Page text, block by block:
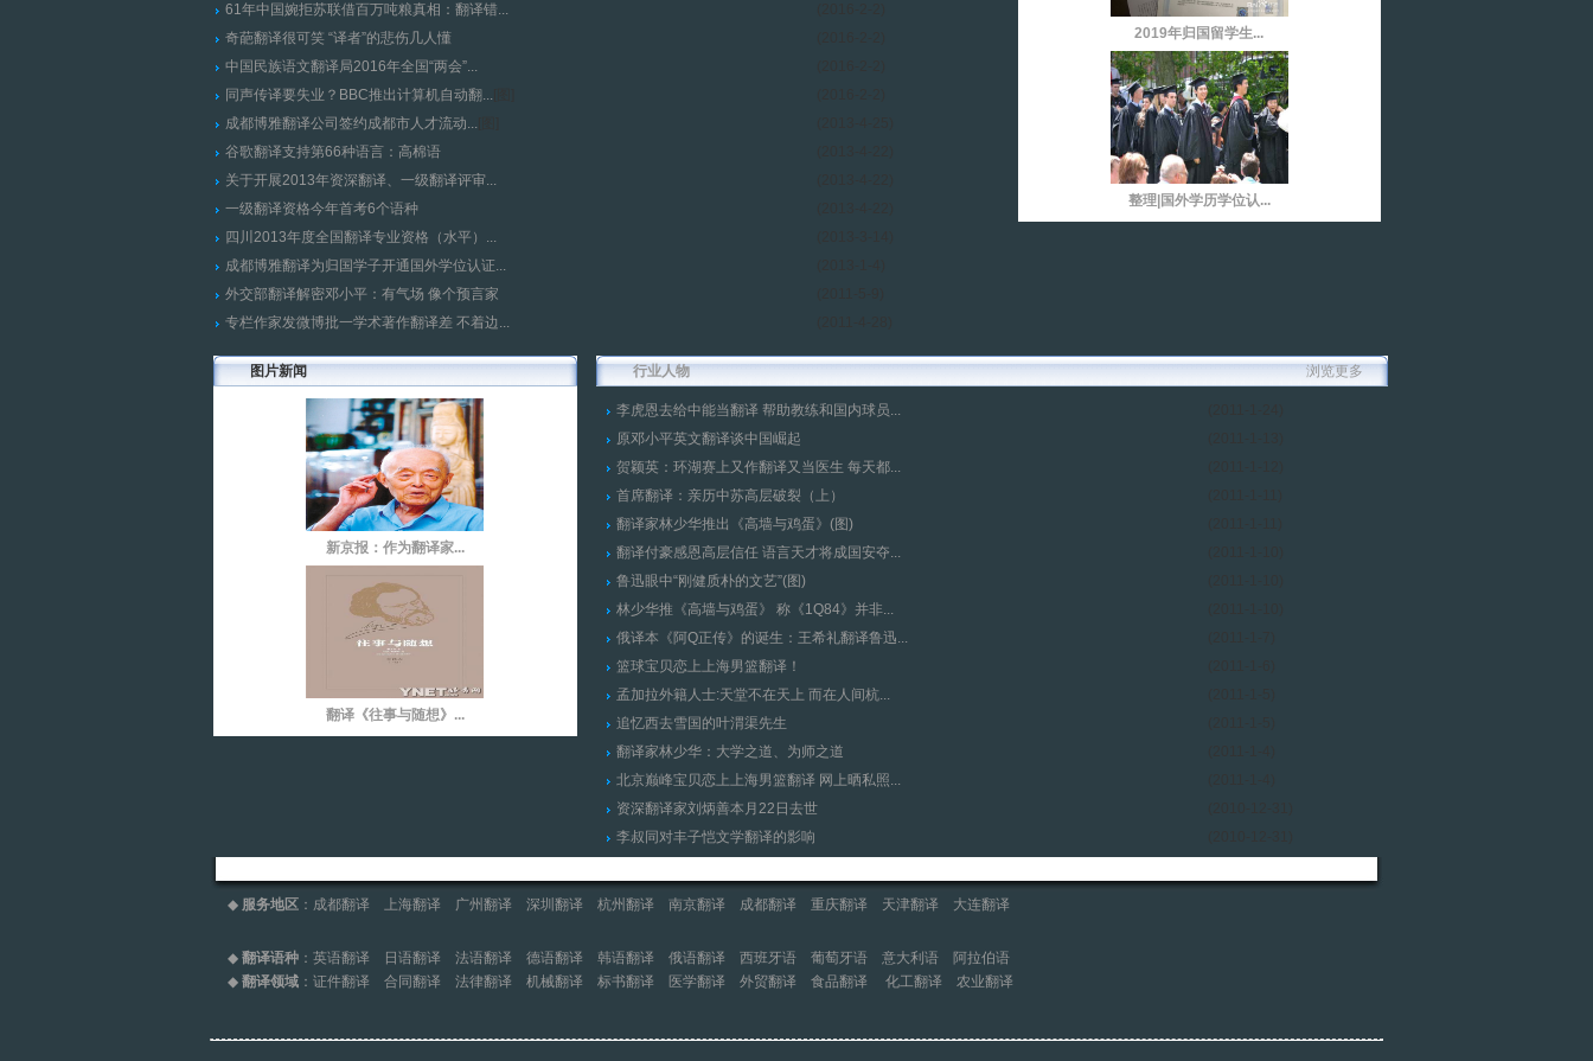
61年中国婉拒苏联借百万吨粮真相：翻译错...
奇葩翻译很可笑 “译者”的悲伤几人懂
中国民族语文翻译局2016年全国“两会”...
同声传译要失业？BBC推出计算机自动翻...
成都博雅翻译公司签约成都市人才流动...
谷歌翻译支持第66种语言：高棉语
关于开展2013年资深翻译、一级翻译评审...
一级翻译资格今年首考6个语种
四川2013年度全国翻译专业资格（水平）...
成都博雅翻译为归国学子开通国外学位认证...
外交部翻译解密邓小平：有气场 像个预言家
专栏作家发微博批一学术著作翻译差 不着边...
2019年归国留学生...
整理|国外学历学位认...
图片新闻
新京报：作为翻译家...
翻译《往事与随想》...
行业人物 浏览更多
李虎恩去给中能当翻译 帮助教练和国内球员...
原邓小平英文翻译谈中国崛起
贺颖英：环湖赛上又作翻译又当医生 每天都...
首席翻译：亲历中苏高层破裂（上）
翻译家林少华推出《高墙与鸡蛋》(图)
翻译付豪感恩高层信任 语言天才将成国安夺...
鲁迅眼中“刚健质朴的文艺”(图)
林少华推《高墙与鸡蛋》 称《1Q84》并非...
俄译本《阿Q正传》的诞生：王希礼翻译鲁迅...
篮球宝贝恋上上海男篮翻译！
孟加拉外籍人士:天堂不在天上 而在人间杭...
追忆西去雪国的叶渭渠先生
翻译家林少华：大学之道、为师之道
北京巅峰宝贝恋上上海男篮翻译 网上晒私照...
资深翻译家刘炳善本月22日去世
李叔同对丰子恺文学翻译的影响
◆ 服务地区 ： 成都翻译 上海翻译 广州翻译 深圳翻译 杭州翻译 南京翻译 成都翻译 重庆翻译 天津翻译 大连翻译
◆ 翻译语种 ： 英语翻译 日语翻译 法语翻译 德语翻译 韩语翻译 俄语翻译 西班牙语 葡萄牙语 意大利语
阿拉伯语
◆ 翻译领域 ： 证件翻译 合同翻译 法律翻译 机械翻译 标书翻译 医学翻译 外贸翻译 食品翻译 化工翻译 农业翻译